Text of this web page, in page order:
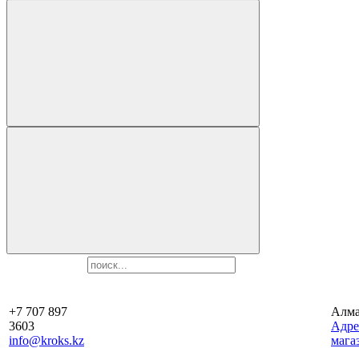
+7 707 897
3603
info@kroks.kz